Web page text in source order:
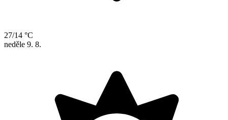
27/14 °C
neděle 9. 8.